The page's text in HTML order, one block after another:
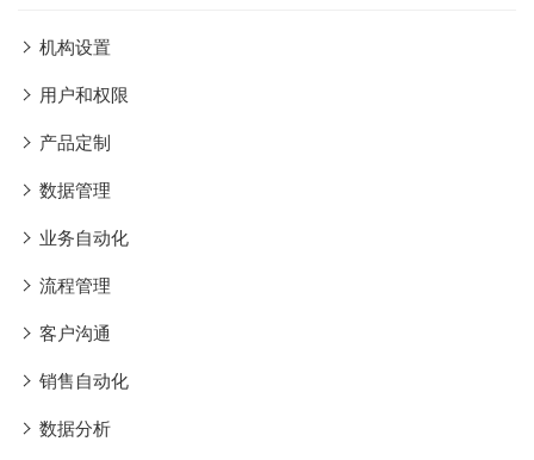
机构设置
用户和权限
产品定制
数据管理
业务自动化
流程管理
客户沟通
销售自动化
数据分析